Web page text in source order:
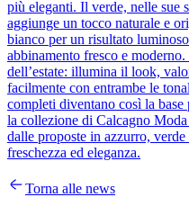
più eleganti. Il verde, nelle sue
aggiunge un tocco naturale e
bianco per un risultato
abbinamento fresco e
dell’estate: illumina il look,
facilmente con entrambe le
completi diventano così la
la collezione di Calcagno
dalle proposte in azzurro,
freschezza ed eleganza.
Torna alle news